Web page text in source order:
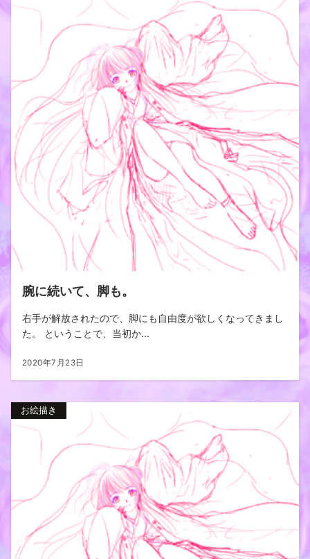
腕に続いて、脚も。
右手が解放されたので、脚にも自由度が欲しくなってきまし
た。 ということで、当初か...
2020年7月23日
お絵描き